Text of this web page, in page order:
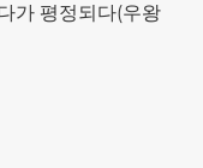
가 평정되다(우왕